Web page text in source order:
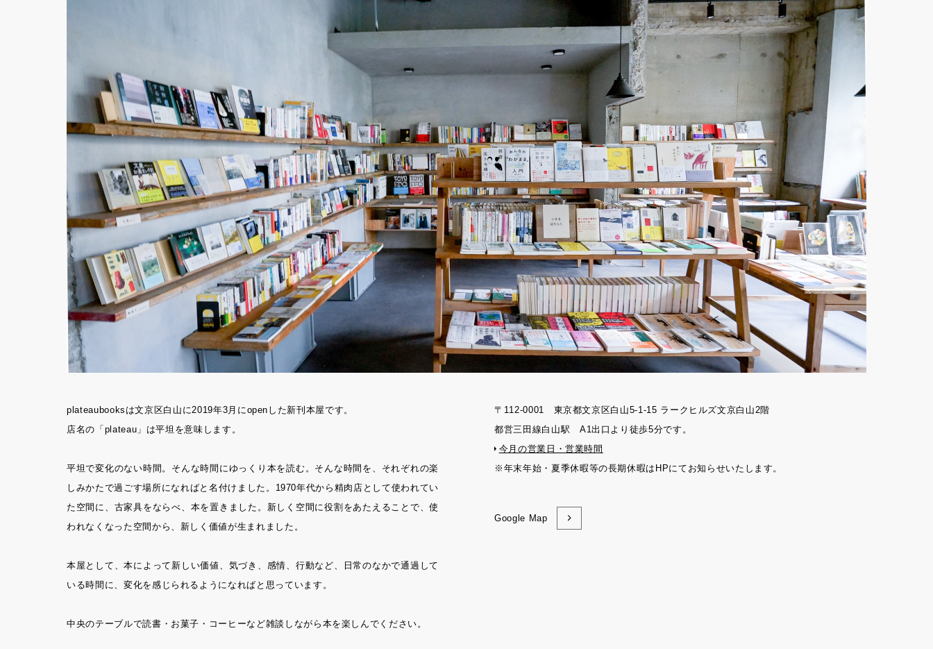
plateaubooksは文京区白山に2019年3月にopenした新刊本屋です。
店名の「plateau」は平坦を意味します。
平坦で変化のない時間。そんな時間にゆっくり本を読む。そんな時間を、それぞれの楽
しみかたで過ごす場所になればと名付けました。1970年代から精肉店として使われてい
た空間に、古家具をならべ、本を置きました。新しく空間に役割をあたえることで、使
われなくなった空間から、新しく価値が生まれました。
本屋として、本によって新しい価値、気づき、感情、行動など、日常のなかで通過して
いる時間に、変化を感じられるようになればと思っています。
中央のテーブルで読書・お菓子・コーヒーなど雑談しながら本を楽しんでください。
〒112-0001 東京都文京区白山5-1-15 ラークヒルズ文京白山2階
都営三田線白山駅 A1出口より徒歩5分です。
今月の営業日・営業時間
※年末年始・夏季休暇等の長期休暇はHPにてお知らせいたします。
Google Map